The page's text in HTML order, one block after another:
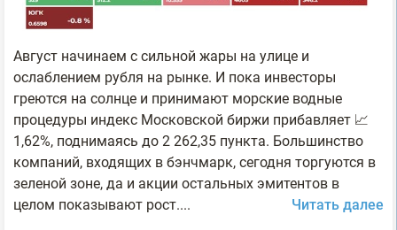
Август начинаем с сильной жары на улице и
ослаблением рубля на рынке. И пока инвесторы
греются на солнце и принимают морские водные
процедуры индекс Московской биржи прибавляет 📈
1,62%, поднимаясь до 2 262,35 пункта. Большинство
компаний, входящих в бэнчмарк, сегодня торгуются в
зеленой зоне, да и акции остальных эмитентов в
целом показывают рост....
Читать далее